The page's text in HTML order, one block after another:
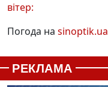
вітер:
Погода на sinoptik.ua
РЕКЛАМА